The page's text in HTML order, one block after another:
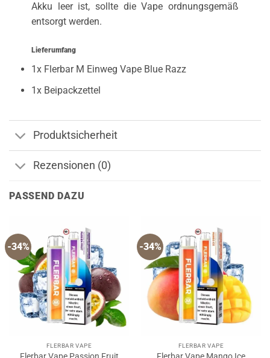
Akku leer ist, sollte die Vape ordnungsgemäß
entsorgt werden.
Lieferumfang
1x Flerbar M Einweg Vape Blue Razz
1x Beipackzettel
Produktsicherheit
Rezensionen (0)
PASSEND DAZU
-34%
FLERBAR VAPE
-34%
FLERBAR VAPE